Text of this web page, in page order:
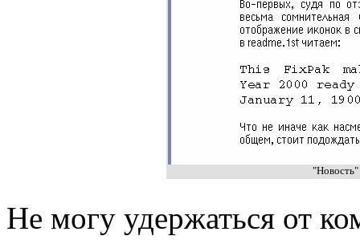
"Новость"
Не могу удержаться от